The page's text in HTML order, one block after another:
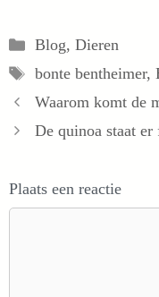
Categorieën
Blog, Dieren
Tags
bonte bentheimer,
Waarom komt de
De quinoa staat
Plaats een reactie